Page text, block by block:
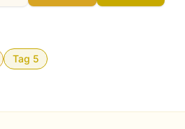
Tag 5